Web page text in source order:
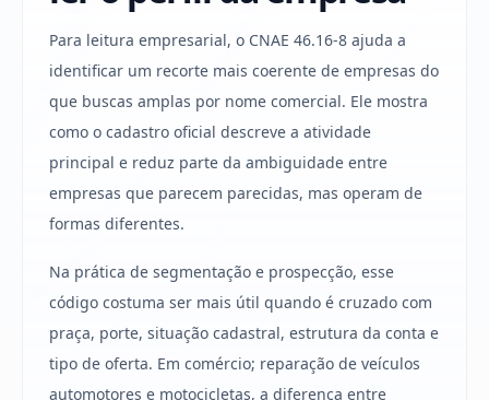
Para leitura empresarial, o CNAE 46.16-8 ajuda a
identificar um recorte mais coerente de empresas do
que buscas amplas por nome comercial. Ele mostra
como o cadastro oficial descreve a atividade
principal e reduz parte da ambiguidade entre
empresas que parecem parecidas, mas operam de
formas diferentes.
Na prática de segmentação e prospecção, esse
código costuma ser mais útil quando é cruzado com
praça, porte, situação cadastral, estrutura da conta e
tipo de oferta. Em comércio; reparação de veículos
automotores e motocicletas, a diferença entre